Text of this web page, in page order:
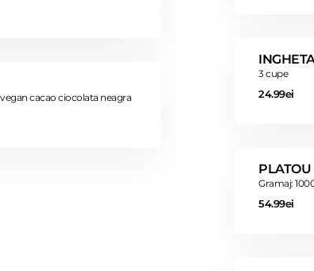
cacao ciocolata neagra
3 cupe
24.99ei
PLATOU
Gramaj:
54.99ei